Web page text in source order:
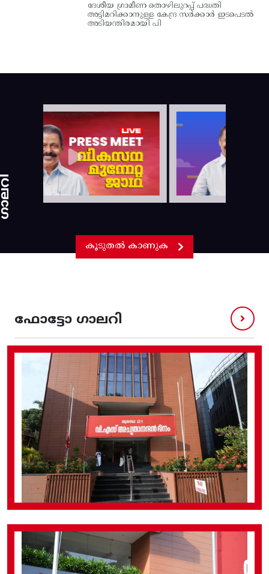
ദേശീയ ഗ്രാമീണ തൊഴിലുറപ്പ്‌ പദ്ധതി
അട്ടിമറിക്കാനുള്ള കേന്ദ്ര സര്‍ക്കാര്‍ ഇടപെടല്‍
അടിയന്തിരമായി പി
കൂടുതൽ കാണുക
ഫോട്ടോ ഗാലറി